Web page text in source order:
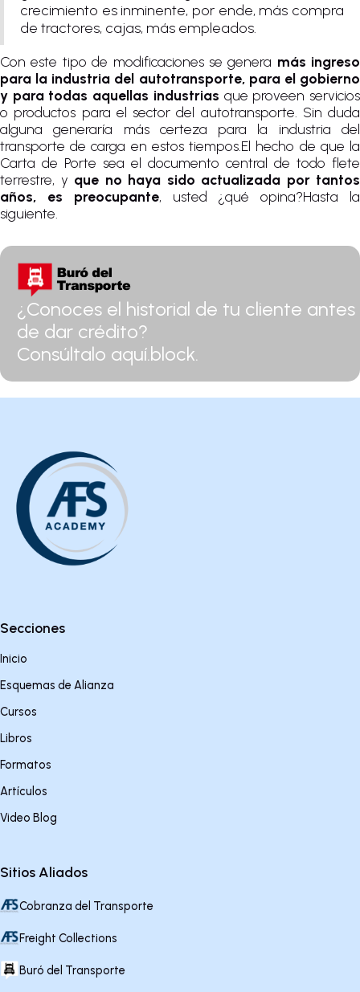
crecimiento es inminente, por ende, más compra
de tractores, cajas, más empleados.
Con este tipo de modificaciones se genera más ingreso
para la industria del autotransporte, para el gobierno
y para todas aquellas industrias que proveen servicios
o productos para el sector del autotransporte. Sin duda
alguna generaría más certeza para la industria del
transporte de carga en estos tiempos.El hecho de que la
Carta de Porte sea el documento central de todo flete
terrestre, y que no haya sido actualizada por tantos
años, es preocupante, usted ¿qué opina?Hasta la
siguiente.
¿Conoces el historial de tu cliente antes
de dar crédito?
Consúltalo aquí.block.
Secciones
Inicio
Esquemas de Alianza
Cursos
Libros
Formatos
Artículos
Video Blog
Sitios Aliados
Cobranza del Transporte
Freight Collections
Buró del Transporte